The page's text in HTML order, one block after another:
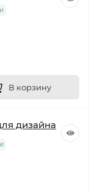
В корзину
дизайна